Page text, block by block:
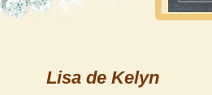
Lisa de Kelyn